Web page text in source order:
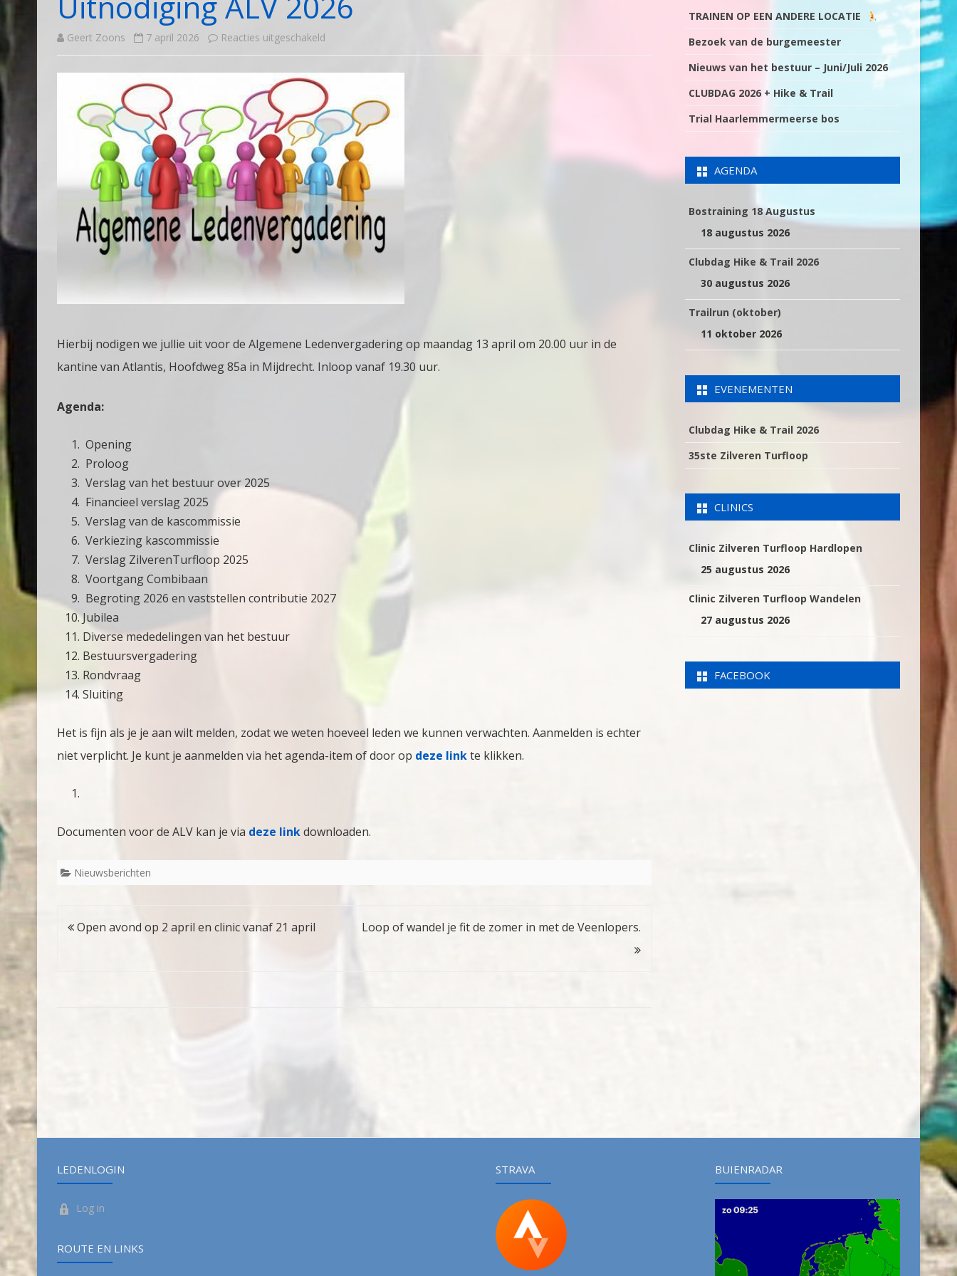
Geert Zoons 7 april 2026 Reacties uitgeschakeld
ALV
2026
Hierbij nodigen we jullie uit voor de Algemene Ledenvergadering op maandag 13 april om 20.00 uur in de
kantine van Atlantis, Hoofdweg 85a in Mijdrecht. Inloop vanaf 19.30 uur.
Agenda:
Opening
Proloog
Verslag van het bestuur over 2025
Financieel verslag 2025
Verslag van de kascommissie
Verkiezing kascommissie
Verslag ZilverenTurfloop 2025
Voortgang Combibaan
Begroting 2026 en vaststellen contributie 2027
Jubilea
Diverse mededelingen van het bestuur
Bestuursvergadering
Rondvraag
Sluiting
Het is fijn als je je aan wilt melden, zodat we weten hoeveel leden we kunnen verwachten. Aanmelden is echter
niet verplicht. Je kunt je aanmelden via het agenda-item of door op deze linkte klikken.
Documenten voor de ALV kan je via deze linkdownloaden.
Nieuwsberichten
Bericht
Open avond op 2 april en clinic vanaf 21 april Loop of wandel je fit de zomer in met de Veenlopers.
TRAINEN OP EEN ANDERE LOCATIE
Bezoek van de burgemeester
Nieuws van het bestuur – Juni/Juli 2026
CLUBDAG 2026 + Hike & Trail
Trial Haarlemmermeerse bos
AGENDA
Bostraining 18 Augustus
18 augustus 2026
Clubdag Hike & Trail 2026
30 augustus 2026
Trailrun (oktober)
11 oktober 2026
EVENEMENTEN
Clubdag Hike & Trail 2026
35ste Zilveren Turfloop
CLINICS
Clinic Zilveren Turfloop Hardlopen
25 augustus 2026
Clinic Zilveren Turfloop Wandelen
27 augustus 2026
FACEBOOK
LEDENLOGIN
Log in
ROUTE EN LINKS
STRAVA BUIENRADAR